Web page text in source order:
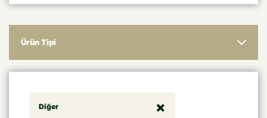
Ürün Tipi
Diğer